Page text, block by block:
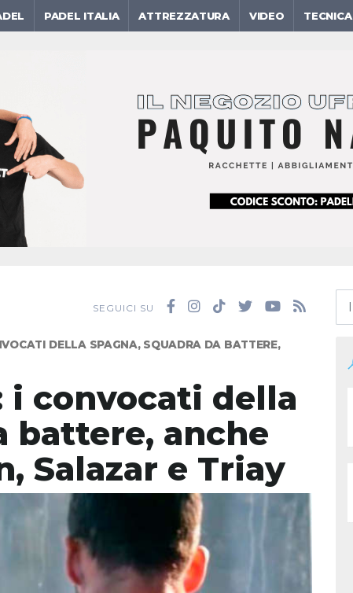
PADEL ITALIA ATTREZZATURA VIDEO TECNICA
SEGUICI SU
DELLA SPAGNA, SQUADRA DA BATTERE,
i convocati della
battere, anche
Salazar e Triay